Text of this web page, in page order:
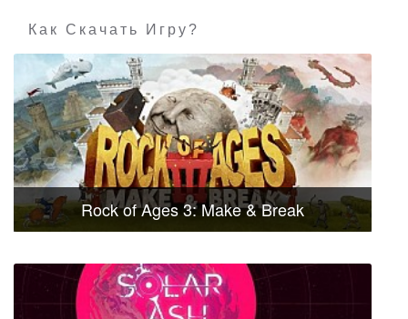
Как Скачать Игру?
Rock of Ages 3: Make & Break